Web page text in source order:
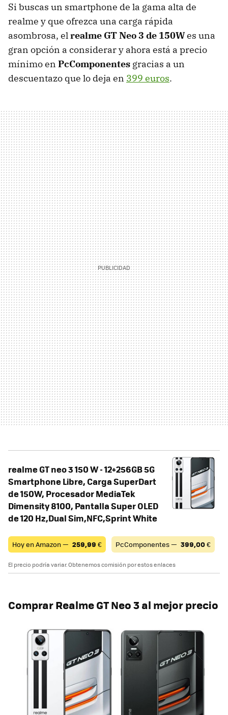
Si buscas un smartphone de la gama alta de
realme y que ofrezca una carga rápida
asombrosa, elrealme GT Neo 3 de 150Wes una
gran opción a considerar y ahora está a precio
mínimo en PcComponentes gracias a un
descuentazo que lo deja en 399 euros.
realme GT neo 3 150 W - 12+256GB 5G
Smartphone Libre, Carga SuperDart
de 150W, Procesador MediaTek
Dimensity 8100, Pantalla Super OLED
de 120 Hz,Dual Sim,NFC,Sprint White
Hoy en Amazon — 259,99 € PcComponentes — 399,00€
El precio podría variar. Obtenemos comisión por estos enlaces
Comprar Realme GT Neo 3 al mejor precio